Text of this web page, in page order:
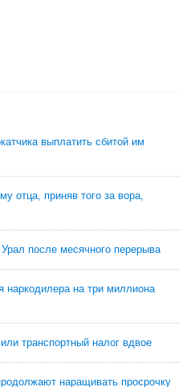
выплатить сбитой им
отца, приняв того за вора,
после месячного перерыва
наркодилера на три миллиона
транспортный налог вдвое
наращивать просрочку